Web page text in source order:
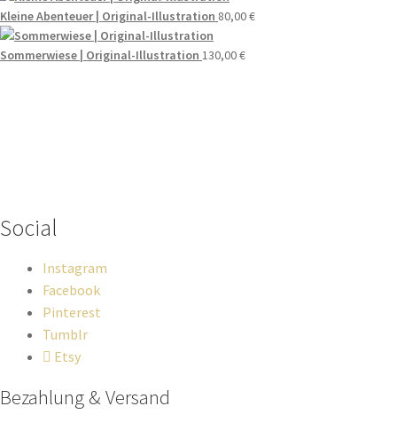
Kleine Abenteuer | Original-Illustration 80,00€
Sommerwiese | Original-Illustration 130,00€
Social
Instagram
Facebook
Pinterest
Tumblr
Etsy
Bezahlung & Versand